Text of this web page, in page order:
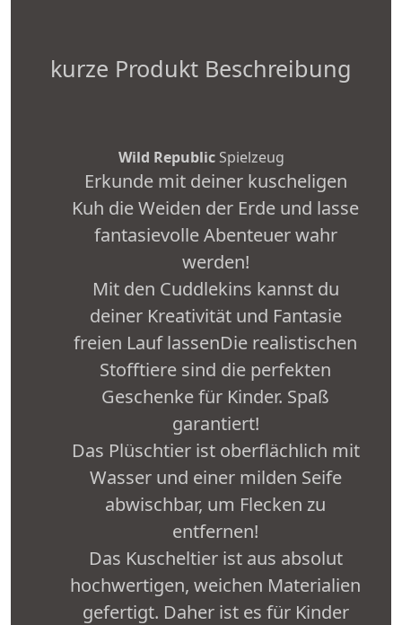
kurze Produkt Beschreibung
Wild RepublicSpielzeug
Erkunde mit deiner kuscheligen
Kuh die Weiden der Erde und lasse
fantasievolle Abenteuer wahr
werden!
Mit den Cuddlekins kannst du
deiner Kreativität und Fantasie
freien Lauf lassenDie realistischen
Stofftiere sind die perfekten
Geschenke für Kinder. Spaß
garantiert!
Das Plüschtier ist oberflächlich mit
Wasser und einer milden Seife
abwischbar, um Flecken zu
entfernen!
Das Kuscheltier ist aus absolut
hochwertigen, weichen Materialien
gefertigt. Daher ist es für Kinder